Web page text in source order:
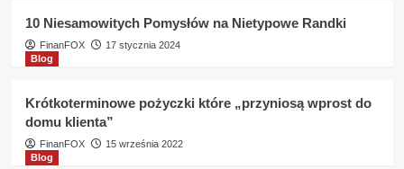
10 Niesamowitych Pomysłów na Nietypowe Randki
FinanFOX
17 stycznia 2024
Blog
Krótkoterminowe pożyczki które „przyniosą wprost do
domu klienta”
FinanFOX
15 września 2022
Blog